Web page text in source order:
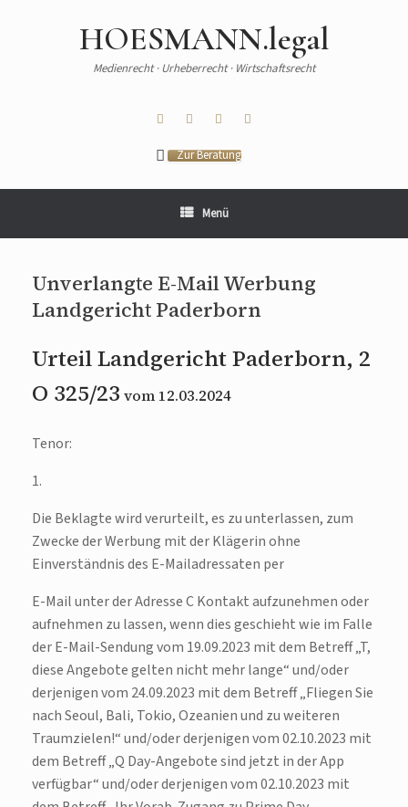
HOESMANN.legal
Medienrecht · Urheberrecht · Wirtschaftsrecht
Zur Beratung
Menü
Unverlangte E-Mail Werbung
Landgericht Paderborn
Urteil Landgericht Paderborn, 2
O 325/23 vom12.03.2024
Tenor:
1.
Die Beklagte wird verurteilt, es zu unterlassen, zum
Zwecke der Werbung mit der Klägerin ohne
Einverständnis des E-Mailadressaten per
E-Mail unter der Adresse C Kontakt aufzunehmen oder
aufnehmen zu lassen, wenn dies geschieht wie im Falle
der E-Mail-Sendung vom 19.09.2023 mit dem Betreff „T,
diese Angebote gelten nicht mehr lange“ und/oder
derjenigen vom 24.09.2023 mit dem Betreff „Fliegen Sie
nach Seoul, Bali, Tokio, Ozeanien und zu weiteren
Traumzielen!“ und/oder derjenigen vom 02.10.2023 mit
dem Betreff „Q Day-Angebote sind jetzt in der App
verfügbar“ und/oder derjenigen vom 02.10.2023 mit